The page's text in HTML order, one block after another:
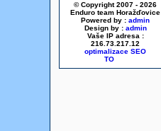
© Copyright 2007 - 2026
Enduro team Horažďovice
Powered by : admin
Design by : admin
Vaše IP adresa :
216.73.217.12
optimalizace SEO